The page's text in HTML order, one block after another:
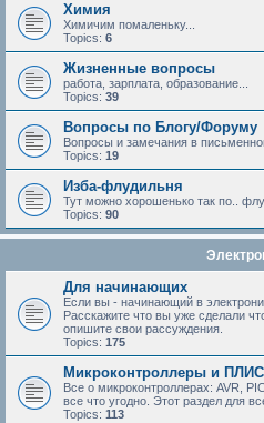
Химия
Химичим помаленьку...
Topics: 6
Жизненные вопросы
работа, зарплата, образование...
Topics: 39
Вопросы по Блогу/Форуму
Вопросы и замечания в
Topics: 19
Изба-флудильня
Тут можно хорошенько так по..
Topics: 90
Для начинающих
Если вы - начинающий в
Расскажите что вы уже сделали
опишите свои рассуждения.
Topics: 175
Микроконтроллеры и ПЛИС
Все о микроконтроллерах: AVR,
все что угодно. Этот раздел для
Topics: 113